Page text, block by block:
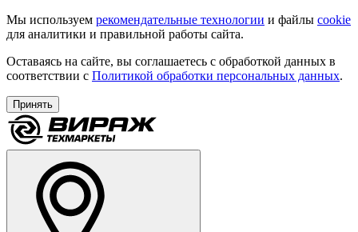
Мы используем рекомендательные технологии и файлы cookie
для аналитики и правильной работы сайта.
Оставаясь на сайте, вы соглашаетесь с обработкой данных в
соответствии с Политикой обработки персональных данных.
Принять